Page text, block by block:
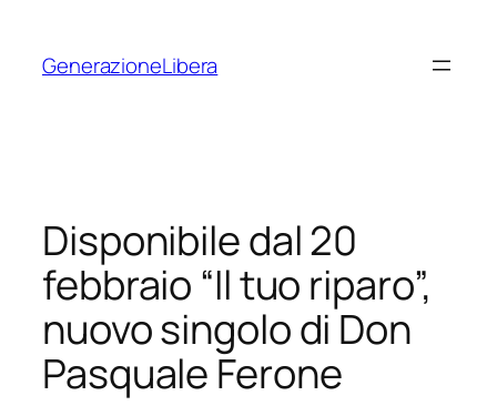
contenuto
GenerazioneLibera
Disponibile dal 20
febbraio “Il tuo riparo”,
nuovo singolo di Don
Pasquale Ferone